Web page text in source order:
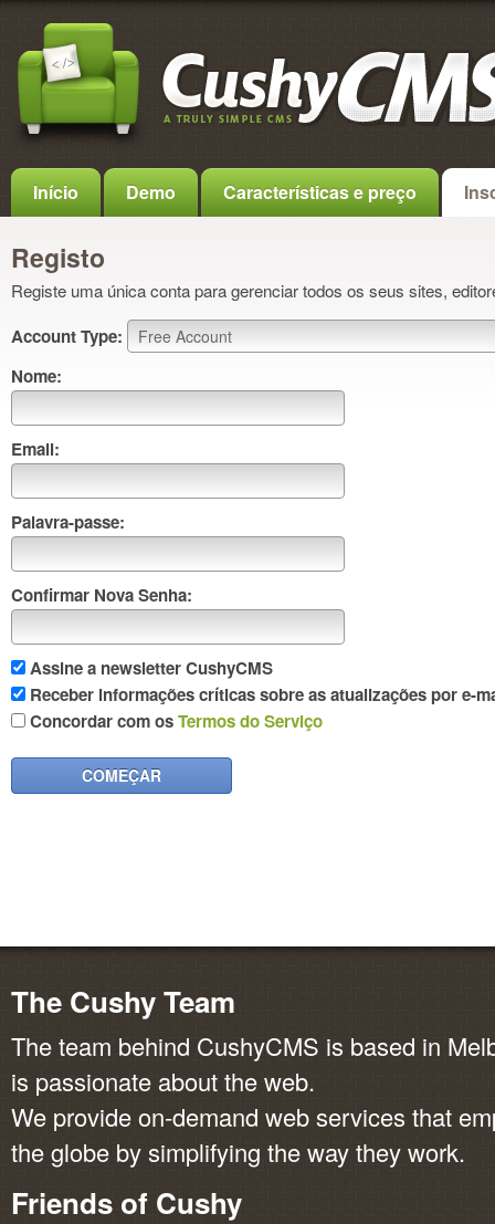
Início Demo Características e preço
Registo
Registe uma única conta para gerenciar todos os seus sites,
Account Type:
Nome:
Email:
Palavra-passe:
Confirmar Nova Senha:
Assine a newsletter CushyCMS
Receber informações críticas sobre as atualizações por e-
Concordar com osTermos do Serviço
COMEÇAR
The Cushy Team
The team behind CushyCMS is based in
is passionate about the web.
We provide on-demand web services that
the globe by simplifying the way they work.
Friends of Cushy